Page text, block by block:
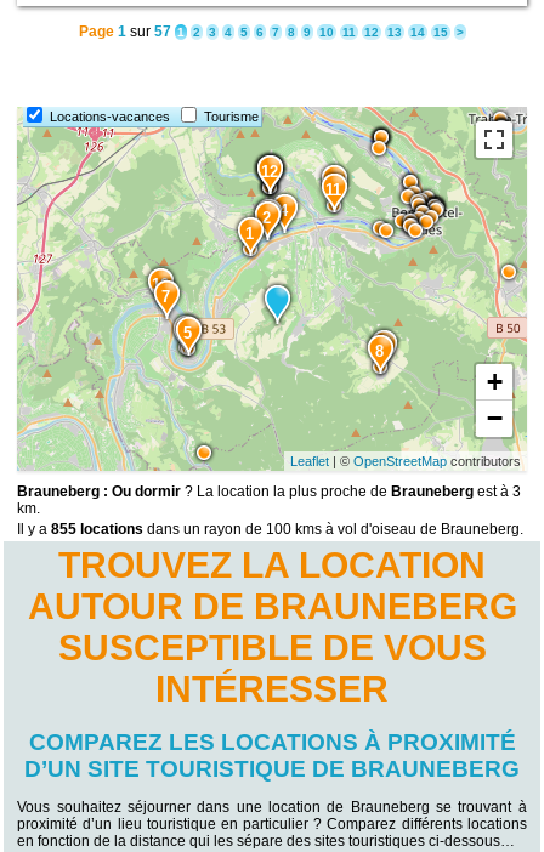
Page 1sur 57 1 2 3 4 5 6 7 8 9 10 11 12 13 14 15 >
Locations-vacances Tourisme
15
14
13
12
11
10
9
8
7
6
5
4
3
2
1
+
−
Leaflet| © OpenStreetMapcontributors
Brauneberg : Ou dormir ? La location la plus proche de Brauneberg est à 3
km.
Il y a855 locations dans un rayon de 100 kms à vol d'oiseau de Brauneberg.
TROUVEZ LA LOCATION
AUTOUR DE BRAUNEBERG
SUSCEPTIBLE DE VOUS
INTÉRESSER
COMPAREZ LES LOCATIONS À PROXIMITÉ
D’UN SITE TOURISTIQUE DE BRAUNEBERG
Vous souhaitez séjourner dans une location de Brauneberg se trouvant à
proximité d’un lieu touristique en particulier ? Comparez différents locations
en fonction de la distance qui les sépare des sites touristiques ci-dessous…